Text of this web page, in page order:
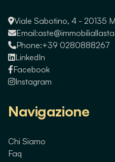
Viale Sabotino, 4 - 20135
Email:
Phone:+39 0280888267
LinkedIn
Facebook
Instagram
Navigazione
Chi Siamo
Faq